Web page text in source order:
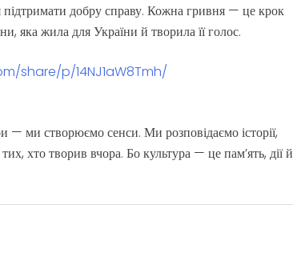
добру справу. Кожна гривня — це крок
яка жила для України й творила її голос.
share/p/14NJ1aW8Tmh/
— ми створюємо сенси. Ми розповідаємо історії,
хто творив вчора. Бо культура — це пам’ять, дії й